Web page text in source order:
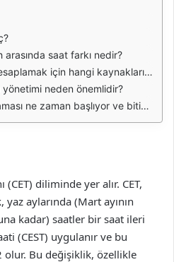
saat farkı nedir?
için hangi kaynakları kullanabilirim?
neden önemlidir?
ne zaman başlıyor ve bitiyor?
diliminde yer alır. CET,
aylarında (Mart ayının
kadar) saatler bir saat ileri
(CEST) uygulanır ve bu
Bu değişiklik, özellikle